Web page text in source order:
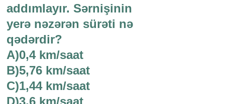
addımlayır. Sərnişinin
yerə nəzərən sürəti nə
qədərdir?
A)0,4 km/saat
B)5,76 km/saat
C)1,44 km/saat
D)3,6 km/saat